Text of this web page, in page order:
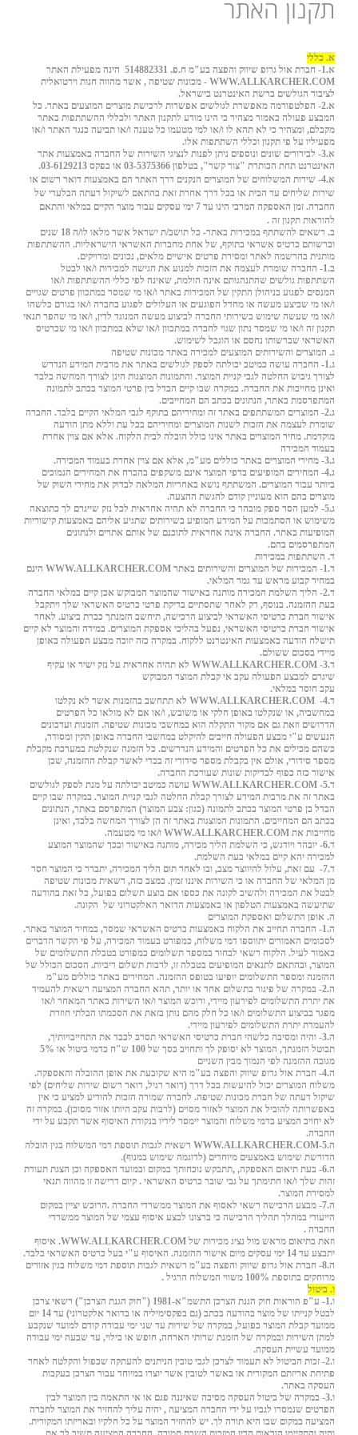
תקנון האתר
א. כללי
א.1- חברת אול גרופ שיווק והפצה בע"מ ח.פ. 514882331 הינה מפעילת האתר
WWW.ALLKARCHER.COM - מכונות שטיפה , אשר מהווה חנות וירטואלית
לציבור הגולשים ברשת האינטרנט בישראל.
א.2- הפלטפורמה מאפשרת לגולשים אפשרות לרכישת מוצרים המוצעים באתר. כל
המבצע פעולה כאמור מצהיר כי הינו מודע לתקנון האתר ולכללי ההשתתפות באתר
מקבלם, ומצהיר כי לא תהא לו ו/או למי מטעמו כל טענה ו/או תביעה כנגד האתר ו/או
מפעיליו על פי תקנון וכללי השתתפות אלו.
א.3- לבירורים שונים ונוספים ניתן לפנות לנציגי השירות של החברה באמצעות אתר
האינטרנט תחת הכותרת "צור קשר", בטלפון 03-5375366 או בפקס 03-6129213.
א.4- שירות המשלוחים של המוצרים הנקנים דרך האתר הם באמצעות דואר רשום או
שירות שליחים עד הבית או בכל דרך אחרת זאת בהתאם לשיקול דעתה הבלעדי של
החברה. זמן האספקה המרבי הינו עד 7 ימי עסקים עבור מוצר הקיים במלאי והתאם
להוראות תקנון זה .
ב. רשאים להשתתף במכירות באתר- כל תושב/ת ישראל אשר מלאו לו/ה 18 שנים
וברשותם כרטיס אשראי בתוקף, של אחת מחברות האשראי הישראליות. ההשתתפות
מותנית בהרשמה לאתר ומסירת פרטים אישיים מלאים, נכונים ומדויקים.
ב.1- החברה שומרת לעצמה את הזכות למנוע את הגישה למכירות ו/או לבטל
השתתפות גולשים שהתנהגותם אינה הולמת, שאינה לפי כללי ההשתתפות ו/או
המנסים לפגוע בניהולן התקין של המכירות באתר ו/או מי שמסר במתכוון פרטים שגויים
ו/או מי שביצע מעשה או מחדל הפוגעים או העלולים לפגוע בחברה ו/או בגורם כלשהו
ו/או מי שעשה שימוש בשירותי החברה לביצוע מעשה המנוגד לדין, ו/או מי שהפר תנאי
תקנון זה ו/או מי שמסר נתון שגוי לחברה במתכוון ו/או שלא במתכוון ו/או מי שכרטיס
האשראי שברשותו נחסם או הוגבל לשימוש.
ג. המוצרים והשירותים המוצעים למכירה באתר מכונות שטיפה
ג.1- החברה עושה כמיטב יכולתה לספק לגולשים באתר את מרבית המידע הנדרש
לצורך גיבוש החלטה לגבי קניית המוצר. והתמונות המוצגות הינן לצורך המחשה בלבד
ואינן מחייבות את החברה. במקרה שבו קיים הבדל בין פרטי המוצר בכתב לתמונה
המתפרסמת באתר, הנתונים בכתב הם המחייבים.
ג.2- המוצרים המשתתפים באתר זה ומחיריהם בתוקף לגבי המלאי הקיים בלבד. החברה
שומרת לעצמה את הזכות לשנות המוצרים ומחיריהם בכל עת וללא מתן הודעה
מוקדמת. מחיר המוצרים באתר אינו כולל הובלה לבית הלקוח. אלא אם צוין אחרת
בעמוד המכירה
ג.3- מחירי המוצרים באתר כוללים מע"מ, אלא אם צוין אחרת בעמוד המכירה.
ג.4- המחירים המופיעים בדפי המוצר אינם משקפים בהכרח את המחירים הנמוכים
ביותר עבור המוצרים. המשתתף נושא באחריות המלאה לבדוק את מחירי השוק של
מוצרים בהם הוא מעוניין קודם להגשת ההצעה.
ג.5- למען הסר ספק מובהר כי החברה לא תהיה אחראית לכל נזק שייגרם לך כתוצאה
משימוש או הסתמכות על המידע המופיע בשירותים שתגיע אליהם באמצעות קישוריות
המופיעות באתר. החברה אינה אחראית לתוכנם של אותם אתרים ולנתונים
המתפרסמים בהם.
ד. השתתפות במכירות
ד.1- המכירות של המוצרים והשירותים באתר
WWW.ALLKARCHER.COM הינם
במחיר קבוע מראש עד גמר המלאי.
ד.2- הליך השלמת המכירה מותנה באישור שהמוצר המבוקש אכן קיים במלאי החברה
בעת ההזמנה. בנוסף, רק לאחר שתסתיים בדיקת פרטי כרטיס האשראי שלך ויתקבל
אישור חברת כרטיסי האשראי לביצוע הרכישה, תיחשב הזמנתך כברת ביצוע. לאחר
אישור חברת כרטיסי האשראי, נפעל בהליכי אספקת המוצרים. במידה והמוצר לא קיים
תישלח הודעה באמצעות האינטרנט ללקוח. במקרה כזה יזוכה מבצע הפעולה באופן
מיידי בסכום ששולם.
ד.3-
WWW.ALLKARCHER.COM לא תהיה אחראית על נזק ישיר או עקיף
שיגרם למבצע הפעולה עקב אי קבלת המוצר המבוקש
עקב חוסר במלאי.
ד.4-
WWW.ALLKARCHER.COM לא תתחשב בהזמנות אשר לא נקלטו
במחשביה, או שנקלטו באופן חלקי או משובש, ו/או אם לא מולאו כל הפרטים
הדרושים וזאת גם אם מקור התקלה הוא במחשבי מכונות שטיפה. הזמנות ועדכונים
הנעשים ע"י מבצע הפעולה חייבים להיקלט במחשבי החברה באופן תקין ומסודר,
כשהם מכילים את כל הפרטים והמידע הנדרשים. כל הזמנה שנקלטת במערכת מקבלת
מספר סידורי, אולם אין בקבלת מספר סידורי זה בכדי לאשר קבלת ההזמנה, שכן
אישור כזה כפוף לבדיקות שונות שעורכת החברה.
ד.5-
WWW.ALLKARCHER.COM עושה כמיטב יכולתה על מנת לספק לגולשים
באתר זה את מרבית המידע לצורך קבלת החלטה לגבי קניית המוצר. במקרה שבו קיים
הבדל בן פרטי המוצר בכתב לתמונה (כגון: צבע המוצר) המתפרסם באתר, הנתונים
בכתב הם המחייבים. התמונות המוצגות באתר זה הן לצורך המחשה בלבד, ואינן
מחייבות את WWW.ALLKARCHER.COM ו/או מי מטעמה.
ד.6- יובהר ויודגש, כי השלמת הליך מכירה, מותנה באישור ובכך שהמוצר המוצע
למכירה יהא קיים במלאי בעת השלמת.
ד.7-
עם זאת, עלול להיווצר מצב, ובו לאחר תום הליך המכירה, יתברר כי המוצר חסר
מן המלאי של החברה או כי השירות איננו זמין. במצב כזה, רשאית מכונות שטיפה
לבטל את המכירה ולהשיב לקונה את כספו אם בוצע תשלום בפועל, כל זאת בהודעה
שתיעשה באמצעות הטלפון או באמצעות הדואר האלקטרוני של הקונה.
ה. אופן התשלום ואספקת המוצרים
ה.1- החברה תחייב את הלקוח באמצעות כרטיס האשראי שמסר, במחיר המוצר באתר.
לסכומים האמורים יתווספו דמי משלוח, כמפורט בעמוד המכירה, על פי הקשר הדברים
כאמור לעיל. הלקוח רשאי לבחור במספר תשלומים כמפורט בטבלת התשלומים של
המוצר, ובהתאם לתנאים המופיעים בטבלה זו, לרבות תשלום ריביות. הסכום הכולל של
ההזמנה ומספר התשלומים יופיעו בטופס ההזמנה. המחירים באתר כוללים מע"מ
ה.2- במקרה של פיגור בתשלום אחד או יותר, תהא החברה המציעה רשאית להעמיד
את יתרת התשלומים לפירעון מיידי, ורוכש המוצר ו/או השירות באתר המאחר ו/או
מפגר בביצוע התשלומים ו/או כל חלק מהם נותן בזאת את הסכמתו הבלתי חוזרת
להעמדת יתרת התשלומים לפירעון מיידי.
ה.3- והיה ומסיבה כלשהי חברת כרטיסי האשראי תסרב לכבד את התחייבויותיך,
תבוטל הזמנתך, המוצר לא יסופק לך ותחויב בסך של 100 ש"ח כדמי ביטול או 5%
מגובה ההזמנה לפי הנמוך מבין השניים
ה.4- חברת אול גרופ שיווק והפצה בע"מ היא שקובעת את אופן ההובלה והאספקה.
משלוח המוצרים יכול להיעשות בכל דרך (דואר רגיל, דואר רשום שירות שליחים) לפי
שיקול דעתה של חברת מכונות שטיפה. לחברה שמורה הזכות להודיע למציע כי אין
באפשרותה להוביל את המוצר לאזור מסוים (לרבות עקב היותו אזור מסוכן). במקרה זה
לא יחויב המציע בדמי משלוח והמוצר יימסר לידיו בנקודת האיסוף אשר תקבע על ידי
החברה.
ה.5-
WWW.ALLKARCHER.COM רשאית לגבות תוספת דמי המשלוח בגין הובלה
הדורשת שימוש באמצעים מיוחדים (לדוגמה שימוש במנוף).
ה.6- בעת תיאום האספקה, ,תתבקש נוכחותך במקום ובמועד האספקה וכן הצגת תעודת
זהות שלך ו/או חתימתך על גבי שובר כרטיס האשראי . קיום דרישה זו מהווה תנאי
למסירת המוצר.
ה.7- מבצע הרכישה רשאי לאסוף את המוצר ממשרדי החברה .הרוכש יציין במקום
הייעודי במהלך תהליך הרכישה כי ברצונו לבצע איסוף עצמי של המוצר ממשרדי
החברה .
וזאת בתיאום מראש מול נציג מכירות של WWW.ALLKARCHER.COM. איסוף
יתבצע עד 14 ימי עסקים מיום אישור ההזמנה. האיסוף ע"י בעל כרטיס האשראי בלבד.
ה.8- חברת אול גרופ שיווק והפצה בע"מ רשאית לגבות תוספת דמי משלוח בגין אזורים
מרוחקים בתוספת 100% משווי המשלוח הרגיל .
ו. ביטול
ו.1- ע"פ הוראות חוק הגנת הצרכן התשמ"א-1981 ("חוק הגנת הצרכן") רשאי צרכן
לבטל קנייתו של מוצר בהודעה בכתב (גם בפקסימיליה או בדואר אלקטרוני) עד 14 יום
ממועד קבלת המוצר בפועל, במקרה של שירות עד שני ימי עבודה קודם למועד שנקבע
למתן השירות ובמקרה של הזמנת שרותי הארחה, חופש או בילוי, עד שבעה ימי עבודה
ממועד עשיית העסקה.
ו.2- זכות הביטול לא תעמוד לצרכן לגבי טובין הניתנים להעתקה שכפול והקלטה לאחר
פתיחת אריזתם המקורית או באשר לטובין אשר יוצרו במיוחד עבור הצרכן בעקבות
העסקה באתר.
ו.3- במקרה של ביטול העסקה מסיבה שאיננה פגם או אי התאמה בין המוצר לבין
הפרטים שנמסרו לגביו על ידי החברה המציעה , יהיה עליך להחזיר את המוצר לחברה
המציעה במקום שבו היא תורה לך. יש להחזיר המוצר על כל חלקיו ובאריזתו המקורית.